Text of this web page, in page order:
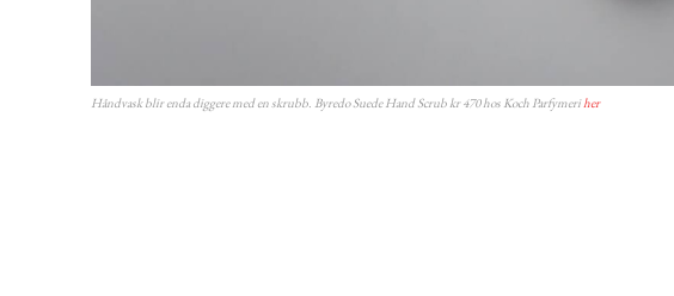
Håndvask blir enda diggere med en skrubb. Byredo Suede Hand Scrub kr 470 hos Koch Parfymeriher